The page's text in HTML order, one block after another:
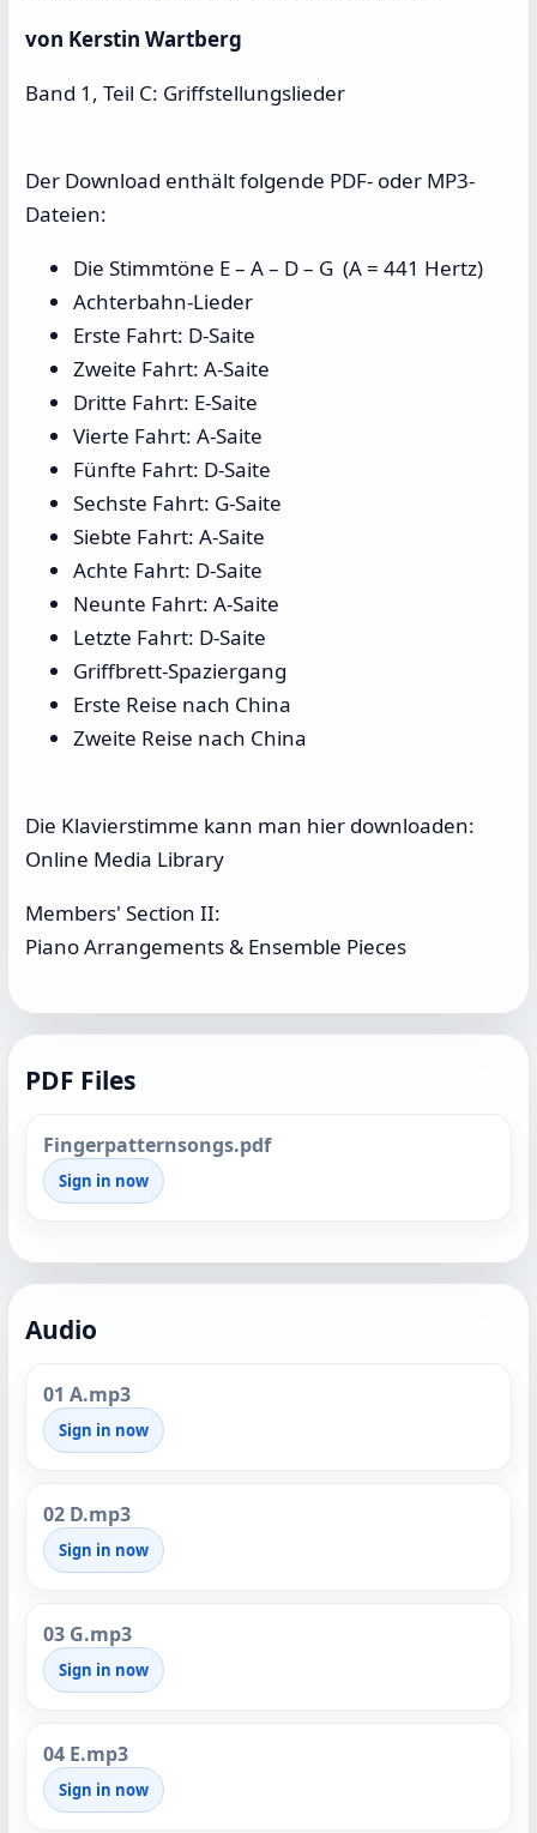
von Kerstin Wartberg
Band 1, Teil C: Griffstellungslieder
Der Download enthält folgende PDF- oder MP3-
Dateien:
Die Stimmtöne E – A – D – G (A = 441 Hertz)
Achterbahn-Lieder
Erste Fahrt: D-Saite
Zweite Fahrt: A-Saite
Dritte Fahrt: E-Saite
Vierte Fahrt: A-Saite
Fünfte Fahrt: D-Saite
Sechste Fahrt: G-Saite
Siebte Fahrt: A-Saite
Achte Fahrt: D-Saite
Neunte Fahrt: A-Saite
Letzte Fahrt: D-Saite
Griffbrett-Spaziergang
Erste Reise nach China
Zweite Reise nach China
Die Klavierstimme kann man hier downloaden:
Online Media Library
Members' Section II:
Piano Arrangements & Ensemble Pieces
PDF Files
Fingerpatternsongs.pdf
Sign in now
Audio
01 A.mp3
Sign in now
02 D.mp3
Sign in now
03 G.mp3
Sign in now
04 E.mp3
Sign in now